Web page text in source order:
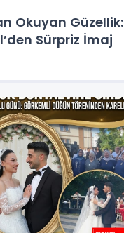
Okuyan Güzellik:
Sürpriz İmaj